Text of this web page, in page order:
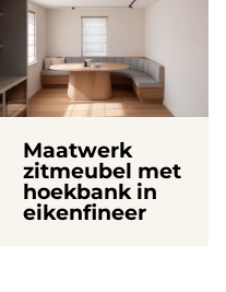
Maatwerk
zitmeubel met
hoekbank in
eikenfineer